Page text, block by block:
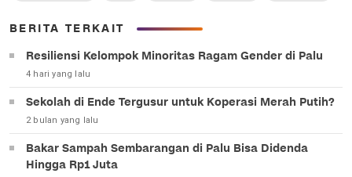
BERITA TERKAIT
Resiliensi Kelompok Minoritas Ragam Gender di Palu
4 hari yang lalu
Sekolah di Ende Tergusur untuk Koperasi Merah Putih?
2 bulan yang lalu
Bakar Sampah Sembarangan di Palu Bisa Didenda
Hingga Rp1 Juta